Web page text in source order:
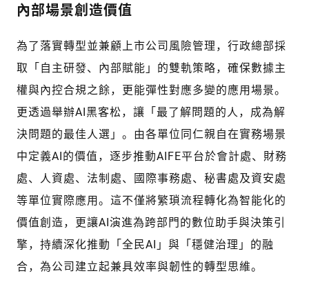
內部場景創造價值
為了落實轉型並兼顧上市公司風險管理，行政總部採
取「自主研發、內部賦能」的雙軌策略，確保數據主
權與內控合規之餘，更能彈性對應多變的應用場景。
更透過舉辦AI黑客松，讓「最了解問題的人，成為解
決問題的最佳人選」。由各單位同仁親自在實務場景
中定義AI的價值，逐步推動AIFE平台於會計處、財務
處、人資處、法制處、國際事務處、秘書處及資安處
等單位實際應用。這不僅將繁瑣流程轉化為智能化的
價值創造，更讓AI演進為跨部門的數位助手與決策引
擎，持續深化推動「全民AI」與「穩健治理」的融
合，為公司建立起兼具效率與韌性的轉型思維。